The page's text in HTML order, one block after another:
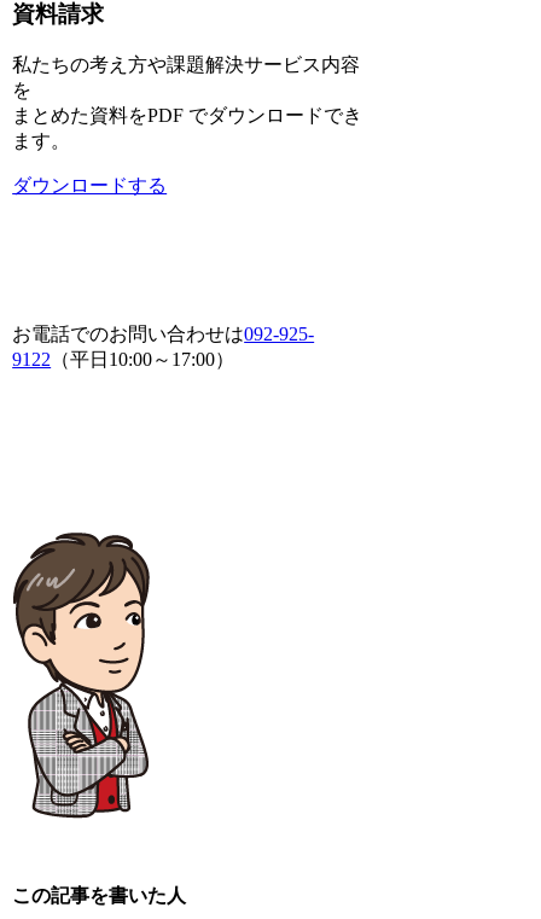
資料請求
私たちの考え方や課題解決サービス内容
を
まとめた資料をPDF でダウンロードでき
ます。
ダウンロードする
お電話でのお問い合わせは092-925-
9122 （平日10:00～17:00）
この記事を書いた人